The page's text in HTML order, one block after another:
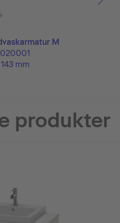
M
mm
produkter